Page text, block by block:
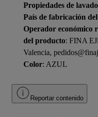
Propiedades de lavado
País de fabricación
Operador económico
del producto: FINA
Valencia,
Color: AZUL
Reportar contenido